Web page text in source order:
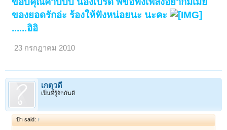
ของยอดรักอ่ะ ร้องให้ฟังหน่อยนะ นะคะ
......อิอิ
23 กรกฎาคม 2010
เกตุวดี
เป็นที่รู้จักกันดี
ป้า said: ↑